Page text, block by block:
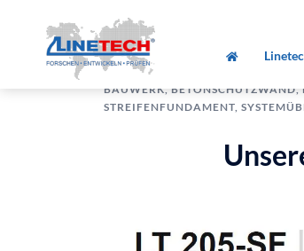
springen
Schlagwort:
JANUAR 31, 2022
BAUWERK,BETONSCHUTZWAND,
STREIFENFUNDAMENT,